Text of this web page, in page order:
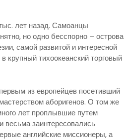
лет назад. Самоанцы
но одно бесспорно – острова
самой развитой и интересной
крупный тихоокеанский торговый
из европейцев посетивший
аборигенов. О том же
лет проплывшие путем
весьма заинтересовались
английские миссионеры, а